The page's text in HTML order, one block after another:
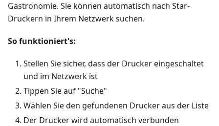
Gastronomie. Sie können automatisch nach Star-
Druckern in Ihrem Netzwerk suchen.
So funktioniert's:
Stellen Sie sicher, dass der Drucker eingeschaltet
und im Netzwerk ist
Tippen Sie auf "Suche"
Wählen Sie den gefundenen Drucker aus der Liste
Der Drucker wird automatisch verbunden